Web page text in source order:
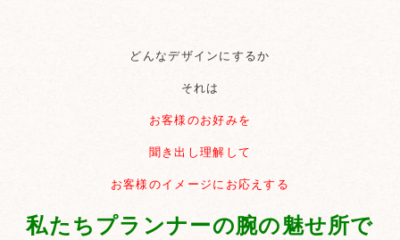
どんなデザインにするか
それは
お客様のお好みを
聞き出し理解して
お客様のイメージにお応えする
私たちプランナーの腕の魅せ所で